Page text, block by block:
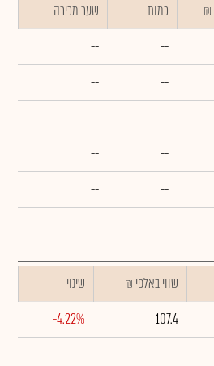
כמות
שער מכירה
--
--
--
--
--
--
--
--
--
--
₪ שווי באלפי
שינוי
107.4
-4.22%
--
--